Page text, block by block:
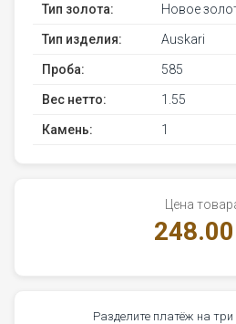
Тип золота: Новое
Тип изделия: Auskari
Проба: 585
Вес нетто: 1.55
Камень: 1
Цена
Разделите платёж на